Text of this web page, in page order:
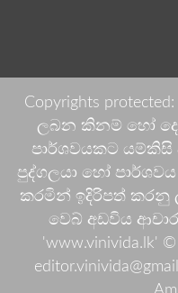
Copyrights
ලබන කිනම් හෝ
පාර්ශවයකට
පුද්ගලයා හෝ
කරමින් ඉදිරිපත්
වෙබ් අඩවිය
'www.vinivida.lk'